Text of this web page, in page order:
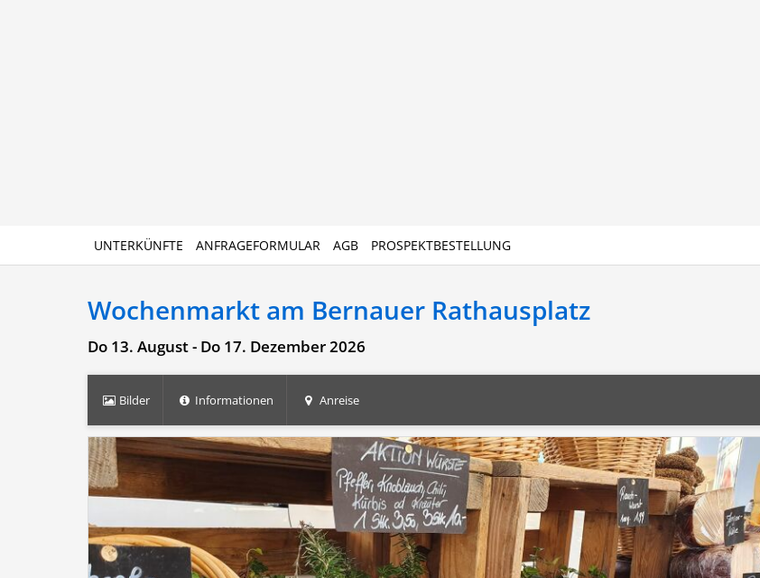
UNTERKÜNFTE ANFRAGEFORMULAR AGB PROSPEKTBESTELLUNG
Wochenmarkt am Bernauer Rathausplatz
Do 13. August - Do 17. Dezember 2026
Bilder Informationen Anreise